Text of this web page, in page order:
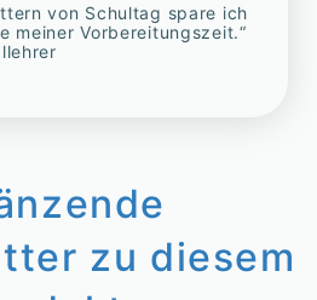
von Schultag spare ich
meiner Vorbereitungszeit.“
zu diesem